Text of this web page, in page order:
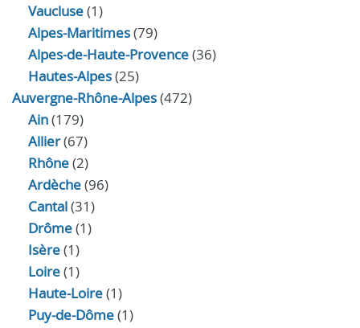
Vaucluse(1)
Alpes-Maritimes(79)
Alpes-de-Haute-Provence(36)
Hautes-Alpes(25)
Auvergne-Rhône-Alpes(472)
Ain(179)
Allier(67)
Rhône(2)
Ardèche(96)
Cantal(31)
Drôme(1)
Isère(1)
Loire(1)
Haute-Loire(1)
Puy-de-Dôme(1)